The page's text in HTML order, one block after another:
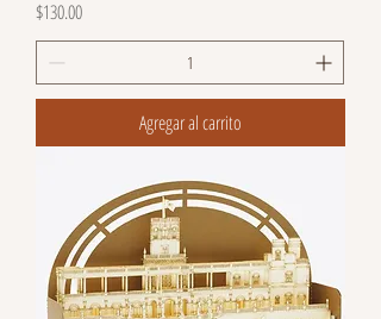
Precio
$130.00
Agregar al carrito